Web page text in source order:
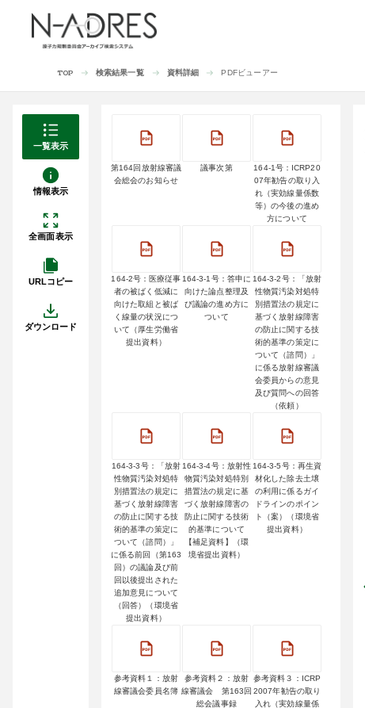
TOP 検索結果一覧 資料詳細 PDFビューアー
一覧表示
情報表示
全画面表示
URLコピー
ダウンロード
第164回放射線審議
会総会のお知らせ
議事次第
164-1号：ICRP20
07年勧告の取り入
れ（実効線量係数
等）の今後の進め
方について
164-2号：医療従事
者の被ばく低減に
向けた取組と被ば
く線量の状況につ
いて（厚生労働省
提出資料）
164-3-1号：答申に
向けた論点整理及
び議論の進め方に
ついて
164-3-2号：「放射
性物質汚染対処特
別措置法の規定に
基づく放射線障害
の防止に関する技
術的基準の策定に
ついて（諮問）」
に係る放射線審議
会委員からの意見
及び質問への回答
（依頼）
164-3-3号：「放射
性物質汚染対処特
別措置法の規定に
基づく放射線障害
の防止に関する技
術的基準の策定に
ついて（諮問）」
に係る前回（第163
回）の議論及び前
回以後提出された
追加意見について
（回答）（環境省
提出資料）
164-3-4号：放射性
物質汚染対処特別
措置法の規定に基
づく放射線障害の
防止に関する技術
的基準について
【補足資料】（環
境省提出資料）
164-3-5号：再生資
材化した除去土壌
の利用に係るガイ
ドラインのポイン
ト（案）（環境省
提出資料）
参考資料１：放射
線審議会委員名簿
参考資料２：放射
線審議会 第163回
総会議事録
参考資料３：ICRP
2007年勧告の取り
入れ（実効線量係